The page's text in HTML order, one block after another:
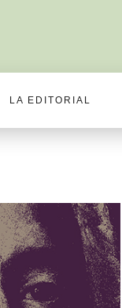
LA EDITORIAL